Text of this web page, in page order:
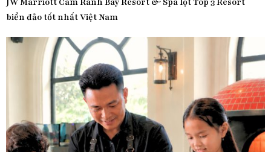
JW Marriott Cam Ranh Bay Resort & Spa lọt Top 3 Resort
biển đảo tốt nhất Việt Nam